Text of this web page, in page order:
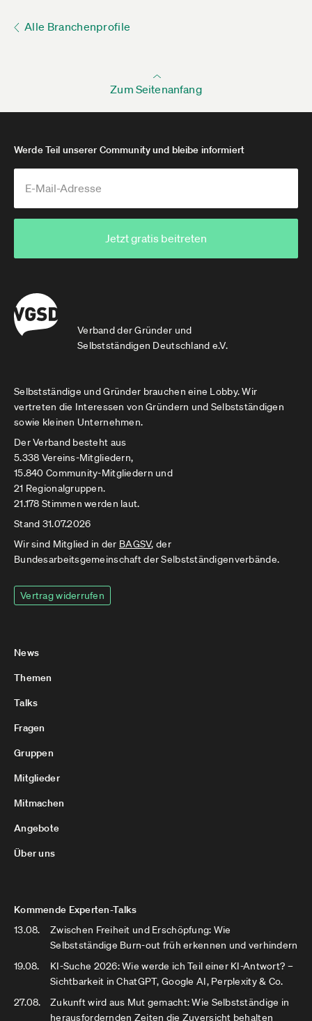
Alle Branchenprofile
Zum Seitenanfang
Verband der Gründer und
Selbstständigen Deutschland e.V.
Werde Teil unserer Community und bleibe informiert
Jetzt gratis beitreten
Selbstständige und Gründer brauchen eine Lobby. Wir
vertreten die Interessen von Gründern und Selbstständigen
sowie kleinen Unternehmen.
Der Verband besteht aus
5.338 Vereins-Mitgliedern,
15.840 Community-Mitgliedern und
21 Regionalgruppen.
21.178 Stimmen werden laut.
Stand 31.07.2026
Wir sind Mitglied in der BAGSV, der
Bundesarbeitsgemeinschaft der Selbstständigenverbände.
Vertrag widerrufen
News
Themen
Talks
Fragen
Gruppen
Mitglieder
Mitmachen
Angebote
Über uns
Kommende Experten-Talks
13.08.
Zwischen Freiheit und Erschöpfung: Wie
Selbstständige Burn-out früh erkennen und verhindern
19.08.
KI-Suche 2026: Wie werde ich Teil einer KI-Antwort? –
Sichtbarkeit in ChatGPT, Google AI, Perplexity & Co.
27.08.
Zukunft wird aus Mut gemacht: Wie Selbstständige in
herausfordernden Zeiten die Zuversicht behalten